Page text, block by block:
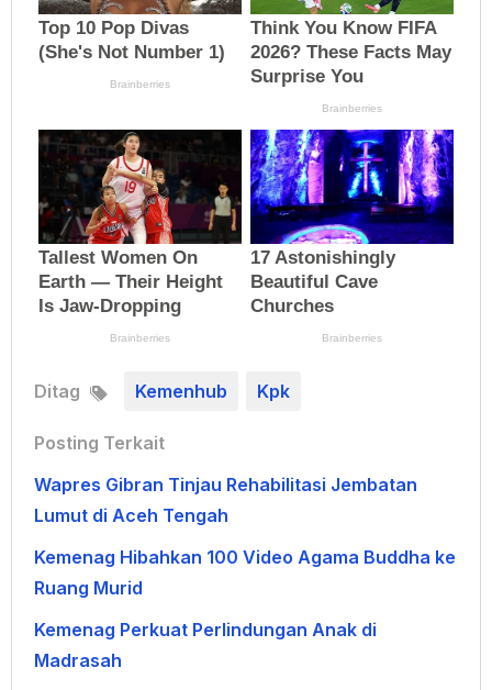
Ditag Kemenhub Kpk
Posting Terkait
Wapres Gibran Tinjau Rehabilitasi Jembatan
Lumut di Aceh Tengah
Kemenag Hibahkan 100 Video Agama Buddha ke
Ruang Murid
Kemenag Perkuat Perlindungan Anak di
Madrasah